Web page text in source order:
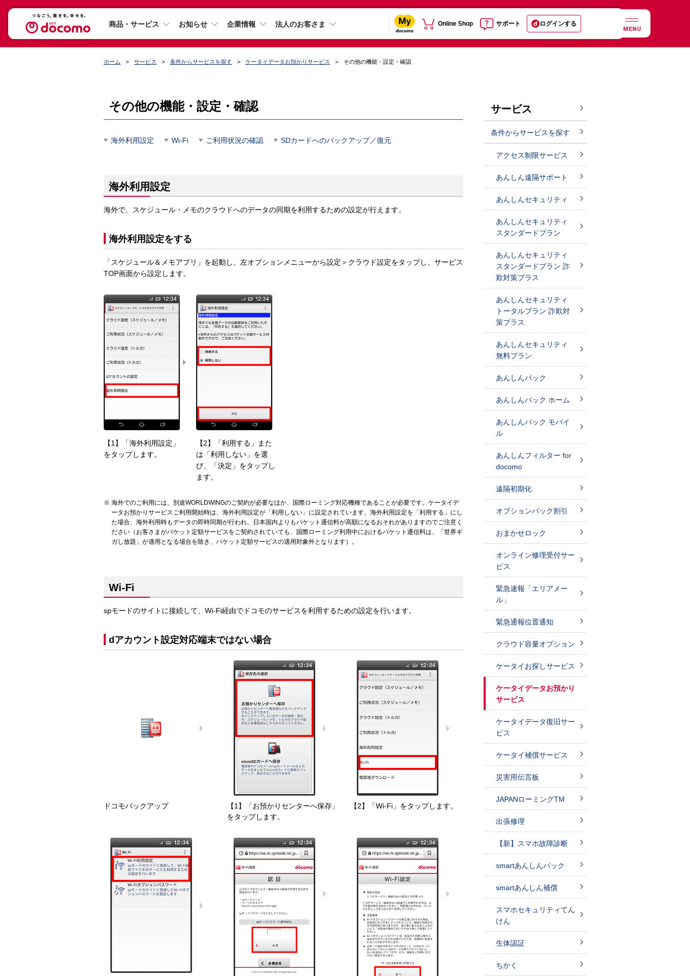
商品・サービス お知らせ 企業情報 法人のお客さま Online Shop サポート ログインする
MENU
ホーム サービス 条件からサービスを探す ケータイデータお預かりサービス その他の機能・設定・確認
その他の機能・設定・確認
海外利用設定 Wi-Fi ご利用状況の確認 SDカードへのバックアップ／復元
海外利用設定
海外で、スケジュール・メモのクラウドへのデータの同期を利用するための設定が行えます。
海外利用設定をする
「スケジュール＆メモアプリ」を起動し、左オプションメニューから設定＞クラウド設定をタップし、サービス
TOP画面から設定します。
【1】「海外利用設定」
をタップします。
【2】「利用する」また
は「利用しない」を選
び、「決定」をタップし
ます。
海外でのご利用には、別途WORLDWINGのご契約が必要なほか、国際ローミング対応機種であることが必要です。ケータイデ
ータお預かりサービスご利用開始時は、海外利用設定が「利用しない」に設定されています。海外利用設定を「利用する」にし
た場合、海外利用時もデータの即時同期が行われ、日本国内よりもパケット通信料が高額になるおそれがありますのでご注意く
ださい（お客さまがパケット定額サービスをご契約されていても、国際ローミング利用中におけるパケット通信料は、「世界ギ
ガし放題」が適用となる場合を除き、パケット定額サービスの適用対象外となります）。
Wi-Fi
spモードのサイトに接続して、Wi-Fi経由でドコモのサービスを利用するための設定を行います。
dアカウント設定対応端末ではない場合
ドコモバックアップ
【1】「お預かりセンターへ保存」
をタップします。
【2】「Wi-Fi」をタップします。
サービス
条件からサービスを探す
アクセス制限サービス
あんしん遠隔サポート
あんしんセキュリティ
あんしんセキュリティ
スタンダードプラン
あんしんセキュリティ
スタンダードプラン 詐
欺対策プラス
あんしんセキュリティ
トータルプラン 詐欺対
策プラス
あんしんセキュリティ
無料プラン
あんしんパック
あんしんパック ホーム
あんしんパック モバイ
ル
あんしんフィルター for
docomo
遠隔初期化
オプションパック割引
おまかせロック
オンライン修理受付サー
ビス
緊急速報「エリアメー
ル」
緊急通報位置通知
クラウド容量オプション
ケータイお探しサービス
ケータイデータお預かり
サービス
ケータイデータ復旧サー
ビス
ケータイ補償サービス
災害用伝言板
JAPANローミングTM
出張修理
【新】スマホ故障診断
smartあんしんパック
smartあんしん補償
スマホセキュリティてん
けん
生体認証
ちかく